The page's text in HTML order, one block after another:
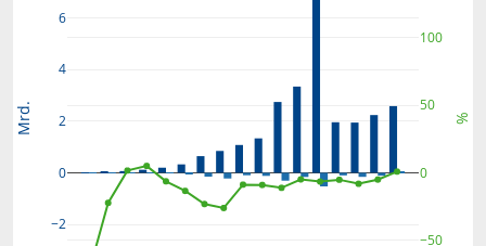
−2
0
2
4
6
−50
0
50
100
Mrd. %